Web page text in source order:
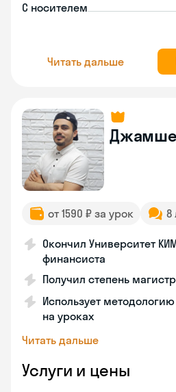
С носителем
Читать дальше
от 1590 ₽ за урок 8
Окончил Университет
финансиста
Получил степень
Использует
на уроках
Читать дальше
Услуги и цены